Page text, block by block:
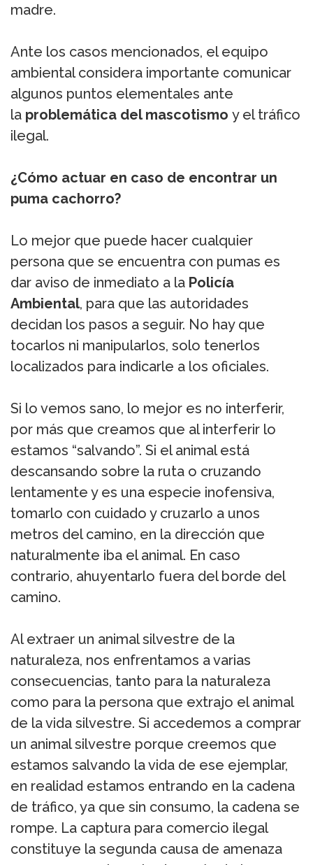
madre.
Ante los casos mencionados, el equipo
ambiental considera importante comunicar
algunos puntos elementales ante
la problemática del mascotismo y el tráfico
ilegal.
¿Cómo actuar en caso de encontrar un
puma cachorro?
Lo mejor que puede hacer cualquier
persona que se encuentra con pumas es
dar aviso de inmediato a la Policía
Ambiental, para que las autoridades
decidan los pasos a seguir. No hay que
tocarlos ni manipularlos, solo tenerlos
localizados para indicarle a los oficiales.
Si lo vemos sano, lo mejor es no interferir,
por más que creamos que al interferir lo
estamos “salvando”. Si el animal está
descansando sobre la ruta o cruzando
lentamente y es una especie inofensiva,
tomarlo con cuidado y cruzarlo a unos
metros del camino, en la dirección que
naturalmente iba el animal. En caso
contrario, ahuyentarlo fuera del borde del
camino.
Al extraer un animal silvestre de la
naturaleza, nos enfrentamos a varias
consecuencias, tanto para la naturaleza
como para la persona que extrajo el animal
de la vida silvestre. Si accedemos a comprar
un animal silvestre porque creemos que
estamos salvando la vida de ese ejemplar,
en realidad estamos entrando en la cadena
de tráfico, ya que sin consumo, la cadena se
rompe. La captura para comercio ilegal
constituye la segunda causa de amenaza